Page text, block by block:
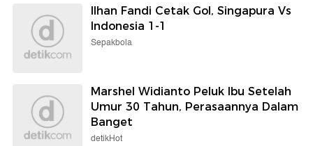
Ilhan Fandi Cetak Gol, Singapura Vs
Indonesia 1-1
Sepakbola
Marshel Widianto Peluk Ibu Setelah
Umur 30 Tahun, Perasaannya Dalam
Banget
detikHot